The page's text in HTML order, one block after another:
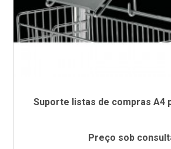
Suporte listas de compras A4
Preço sob